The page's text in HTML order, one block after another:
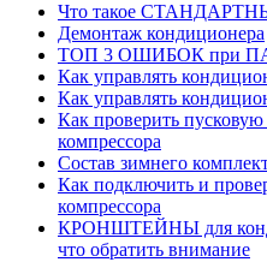
Что такое
Демонтаж кондиционера
ТОП 3 ОШИБОК при
Как управлять
Как управлять
Как проверить
компрессора
Состав зимнего
Как подключить и
компрессора
КРОНШТЕЙНЫ для
что обратить внимание